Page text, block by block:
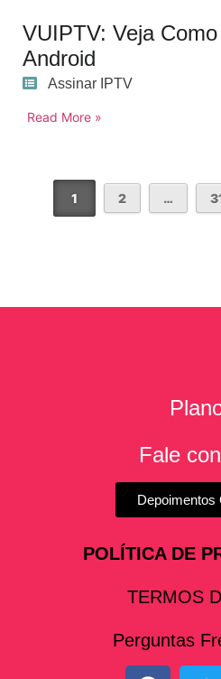
VUIPTV: Veja
Android
Assinar IPTV
Read More »
1 2 …
Fale
Depoimentos
POLÍTICA DE
TERMOS
Perguntas